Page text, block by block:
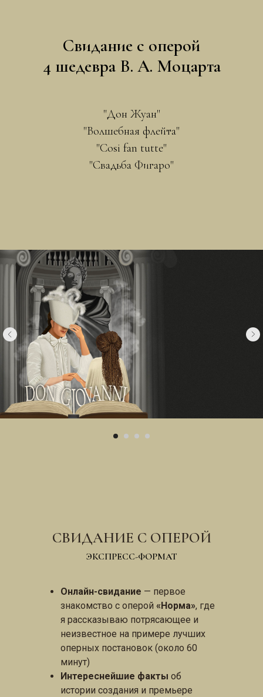
Свидание с оперой
4 шедевра В. А. Моцарта
"Дон Жуан"
"Волшебная флейта"
"Cosi fan tutte"
"Свадьба Фигаро"
СВИДАНИЕ С ОПЕРОЙ
Онлайн-свидание — первое
знакомство с оперой «Норма», где
я рассказываю потрясающее и
неизвестное на примере лучших
оперных постановок (около 60
минут)
Интереснейшие факты об
истории создания и премьере
ЭКСПРЕСС-ФОРМАТ